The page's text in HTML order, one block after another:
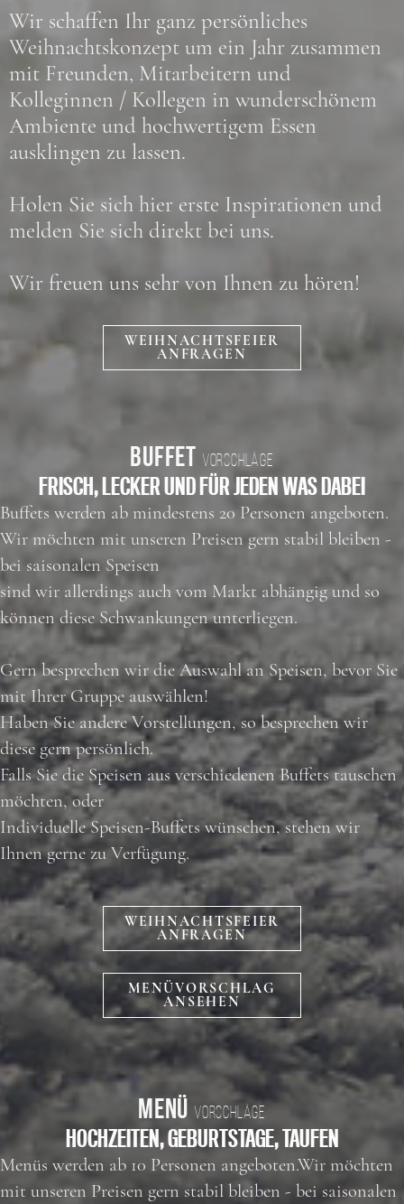
Wir schaffen Ihr ganz persönliches
Weihnachtskonzept um ein Jahr zusammen
mit Freunden, Mitarbeitern und
Kolleginnen / Kollegen in wunderschönem
Ambiente und hochwertigem Essen
ausklingen zu lassen.
Holen Sie sich hier erste Inspirationen und
melden Sie sich direkt bei uns.
Wir freuen uns sehr von Ihnen zu hören!
WEIHNACHTSFEIER
ANFRAGEN
BUFFET VORSCHLÄGE
FRISCH, LECKER UND FÜR JEDEN WAS DABEI
Buffets werden ab mindestens 20 Personen angeboten.
Wir möchten mit unseren Preisen gern stabil bleiben -
bei saisonalen Speisen
sind wir allerdings auch vom Markt abhängig und so
können diese Schwankungen unterliegen.
Gern besprechen wir die Auswahl an Speisen, bevor Sie
mit Ihrer Gruppe auswählen!
Haben Sie andere Vorstellungen, so besprechen wir
diese gern persönlich.
Falls Sie die Speisen aus verschiedenen Buffets tauschen
möchten, oder
Individuelle Speisen-Buffets wünschen, stehen wir
Ihnen gerne zu Verfügung.
WEIHNACHTSFEIER
ANFRAGEN
MENÜVORSCHLAG
ANSEHEN
MENÜVORSCHLÄGE
HOCHZEITEN, GEBURTSTAGE, TAUFEN
Menüs werden ab 10 Personen angeboten.Wir möchten
mit unseren Preisen gern stabil bleiben - bei saisonalen